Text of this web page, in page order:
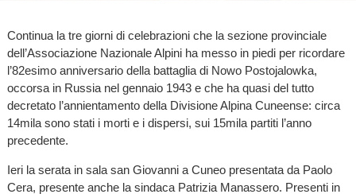
Continua la tre giorni di celebrazioni che la sezione provinciale
dell’Associazione Nazionale Alpini ha messo in piedi per ricordare
l’82esimo anniversario della battaglia di Nowo Postojalowka,
occorsa in Russia nel gennaio 1943 e che ha quasi del tutto
decretato l’annientamento della Divisione Alpina Cuneense: circa
14mila sono stati i morti e i dispersi, sui 15mila partiti l’anno
precedente.
Ieri la serata in sala san Giovanni a Cuneo presentata da Paolo
Cera, presente anche la sindaca Patrizia Manassero. Presenti in